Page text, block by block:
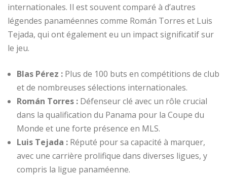
internationales. Il est souvent comparé à d’autres
légendes panaméennes comme Román Torres et Luis
Tejada, qui ont également eu un impact significatif sur
le jeu.
Blas Pérez : Plus de 100 buts en compétitions de club
et de nombreuses sélections internationales.
Román Torres : Défenseur clé avec un rôle crucial
dans la qualification du Panama pour la Coupe du
Monde et une forte présence en MLS.
Luis Tejada : Réputé pour sa capacité à marquer,
avec une carrière prolifique dans diverses ligues, y
compris la ligue panaméenne.